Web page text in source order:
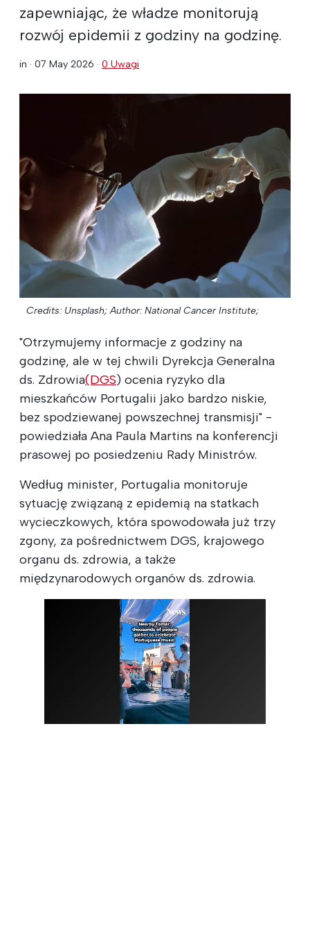
zapewniając, że władze monitorują
rozwój epidemii z godziny na godzinę.
in · 07 May 2026 · 0 Uwagi
Credits: Unsplash; Author: National Cancer Institute;
"Otrzymujemy informacje z godziny na
godzinę, ale w tej chwili Dyrekcja Generalna
ds. Zdrowia(DGS) ocenia ryzyko dla
mieszkańców Portugalii jako bardzo niskie,
bez spodziewanej powszechnej transmisji" -
powiedziała Ana Paula Martins na konferencji
prasowej po posiedzeniu Rady Ministrów.
Według minister, Portugalia monitoruje
sytuację związaną z epidemią na statkach
wycieczkowych, która spowodowała już trzy
zgony, za pośrednictwem DGS, krajowego
organu ds. zdrowia, a także
międzynarodowych organów ds. zdrowia.